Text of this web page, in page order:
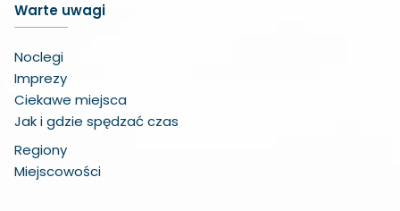
Warte uwagi
Noclegi
Imprezy
Ciekawe miejsca
Jak i gdzie spędzać czas
Regiony
Miejscowości